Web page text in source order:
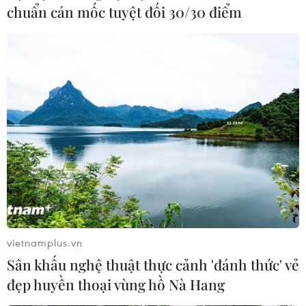
Hoa đào đồng loạt khoe sắc, nhà
vườn tấp nập thu hoạch đón Tết
15/01/2020 01:09
Hoa đào tại các vườn ở Nhật Tân, Quảng Bá, Phú
Thượng (Tây Hồ, Hà Nội) đồng loạt nở sớm khiến những
người nông dân phải nhanh chóng thu hoạch để kịp
mang đi bán dịp giáp Tết.
chuẩn cán mốc tuyệt đối 30/30 điểm
vietnamplus.vn
Sân khấu nghệ thuật thực cảnh 'đánh thức' vẻ
đẹp huyền thoại vùng hồ Nà Hang